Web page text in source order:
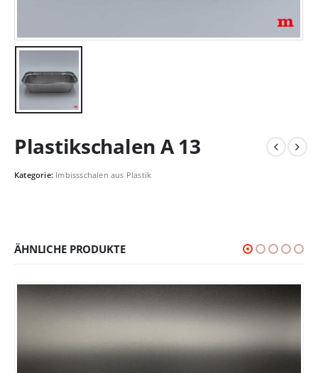
Plastikschalen A 13
Kategorie: Imbissschalen aus Plastik
ÄHNLICHE PRODUKTE